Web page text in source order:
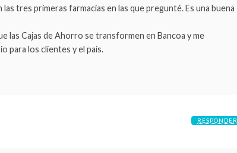
tres primeras farmacias en las que pregunté. Es una buena
las Cajas de Ahorro se transformen en Bancoa y me
para los clientes y el país.
RESPONDER